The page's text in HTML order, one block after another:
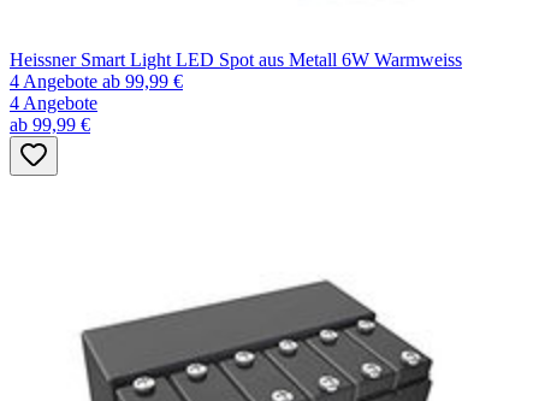
Heissner Smart Light LED Spot aus Metall 6W Warmweiss
4 Angebote ab 99,99 €
4 Angebote
ab 99,99 €